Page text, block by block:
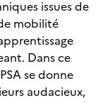
issues de
mobilité
Dans ce
se donne
audacieux,